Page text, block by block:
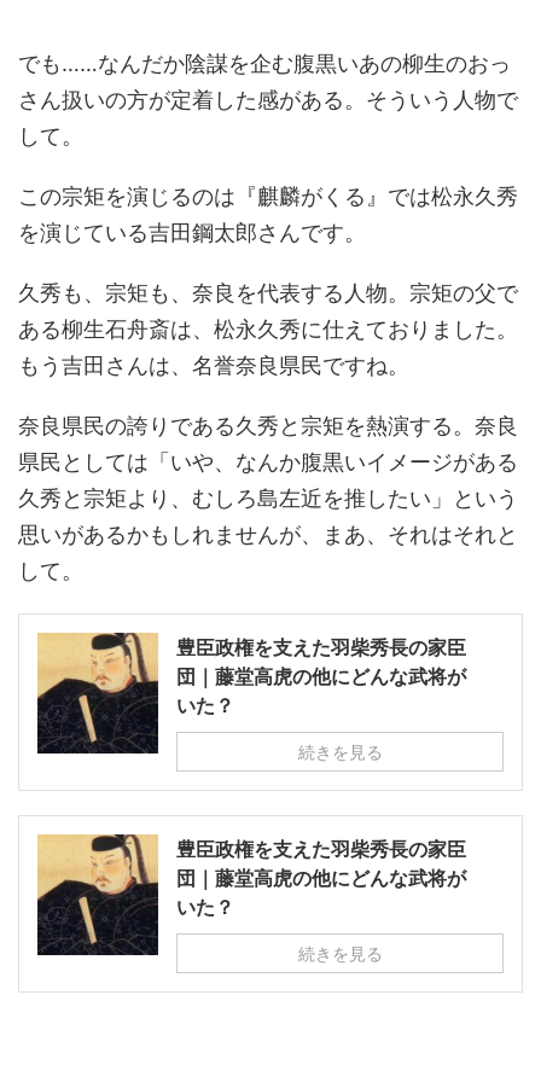
でも……なんだか陰謀を企む腹黒いあの柳生のおっ
さん扱いの方が定着した感がある。そういう人物で
して。
この宗矩を演じるのは『麒麟がくる』では松永久秀
を演じている吉田鋼太郎さんです。
久秀も、宗矩も、奈良を代表する人物。宗矩の父で
ある柳生石舟斎は、松永久秀に仕えておりました。
もう吉田さんは、名誉奈良県民ですね。
奈良県民の誇りである久秀と宗矩を熱演する。奈良
県民としては「いや、なんか腹黒いイメージがある
久秀と宗矩より、むしろ島左近を推したい」という
思いがあるかもしれませんが、まあ、それはそれと
して。
豊臣政権を支えた羽柴秀長の家臣
団｜藤堂高虎の他にどんな武将が
いた？
続きを見る
豊臣政権を支えた羽柴秀長の家臣
団｜藤堂高虎の他にどんな武将が
いた？
続きを見る